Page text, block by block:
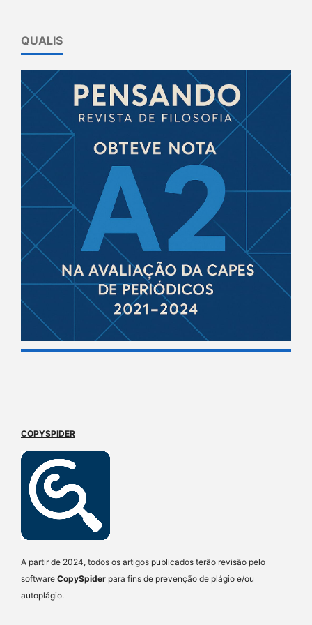
QUALIS
COPYSPIDER
A partir de 2024, todos os artigos publicados terão revisão pelo
software CopySpider para fins de prevenção de plágio e/ou
autoplágio.